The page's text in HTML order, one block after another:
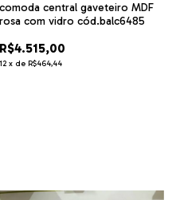
comoda central gaveteiro MDF
rosa com vidro cód.balc6485
R$4.515,00
12 x deR$464,44